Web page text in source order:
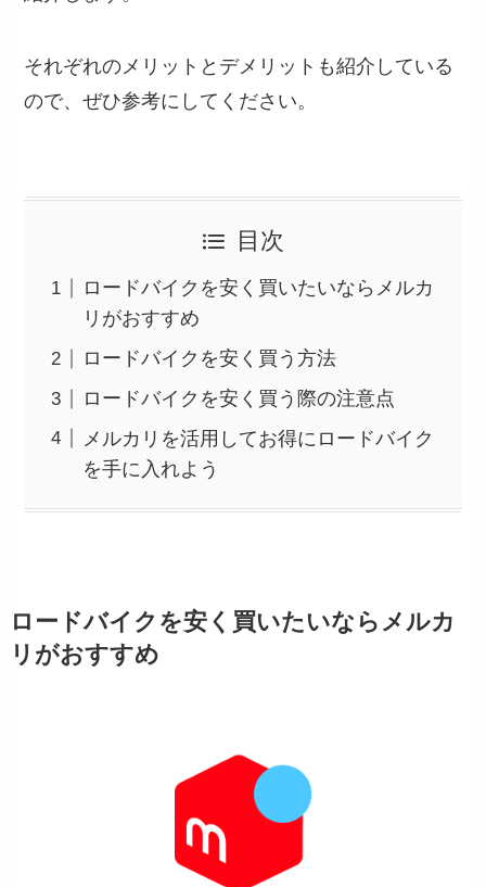
それぞれのメリットとデメリットも紹介している
ので、ぜひ参考にしてください。
目次
ロードバイクを安く買いたいならメルカ
リがおすすめ
ロードバイクを安く買う方法
ロードバイクを安く買う際の注意点
メルカリを活用してお得にロードバイク
を手に入れよう
ロードバイクを安く買いたいならメルカ
リがおすすめ